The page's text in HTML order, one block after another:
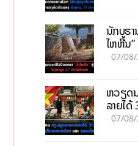
ນັກບູຮາ
ໄຫຫີນ”
ຄົນໃນ
07/
ຫວຽດ
ລາຍໄ
ຂະໜາ
07/